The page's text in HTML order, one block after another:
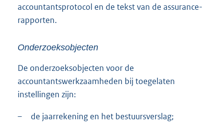
accountantsprotocol en de tekst van de assurance-
rapporten.
Onderzoeksobjecten
De onderzoeksobjecten voor de
accountantswerkzaamheden bij toegelaten
instellingen zijn:
– de jaarrekening en het bestuursverslag;